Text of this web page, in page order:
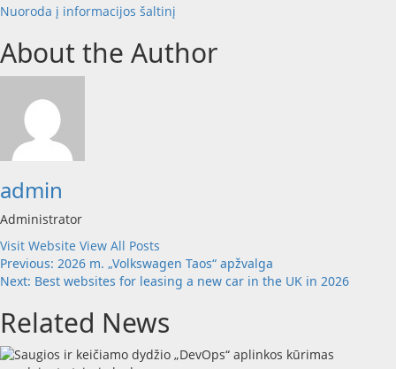
Nuoroda į informacijos šaltinį
About the Author
admin
Administrator
Visit Website View All Posts
Post
navigation
Previous: 2026 m. „Volkswagen Taos“ apžvalga
Next: Best websites for leasing a new car in the UK in 2026
Related News